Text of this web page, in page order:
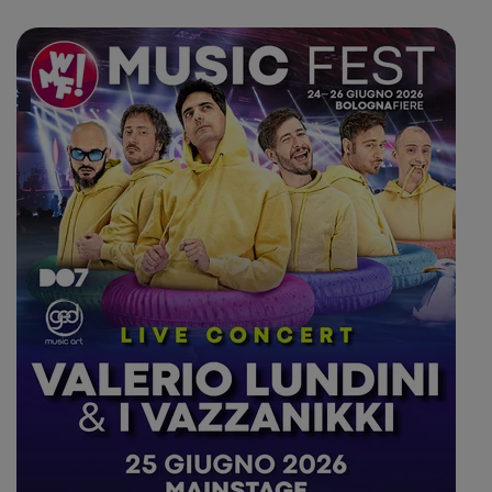
N.A.I.P. è un’operazione delicata, rischiosa,
audace; una grande capacità performativa al
servizio di un progetto innovativo, fortemente
identitario e scevro di etichette musicali.
Nel 2021 esce prodotto daStabber DAVID CHI?:
un manifesto d’intenti electro dance, una canzone
che parla di liberazione, della riappropriazione di
nuovi spazi di umanità, dell’importante di far
risuonare la musica fortissimo, soprattutto in un
momento storico di grande complessità.
N.A.I.Ptorna a farsi sentire nel 2023 con il nuovo
singolo “Ho bisogno di”: una tarantella che
propone un canto, un ballo e uno sfogo.
Prima uscita in collaborazione con l’etichetta
il brano è stato prodotto da N.A.I.P.e Stabber ed è
stato selezionato come jingle del nuovo spot del
Vecchio Amaro del Capo.
Segue la pubblicazione dell’ep“Dovrei dire la
e il"Dovrei essere in Tour"prodotto e